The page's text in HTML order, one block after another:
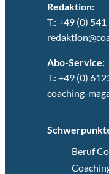
Redaktion:
T.: +49 (0)
Abo-Service:
T.: +49 (0)
coaching-
Beruf